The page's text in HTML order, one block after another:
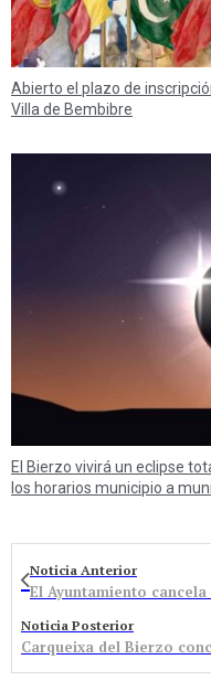
Abierto el plazo de
Villa de Bembibre
El Bierzo vivirá un eclipse
los horarios municipio a
Noticia Anterior
Noticia Posterior